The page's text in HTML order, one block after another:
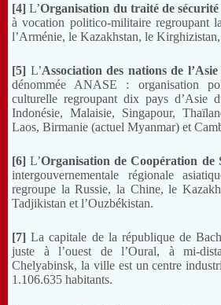
[4] L’Organisation du traité de sécurité
à vocation politico-militaireregroupant
l’Arménie, le Kazakhstan, le
[5] L’Association des nations de
dénommée ANASE : organisation
culturelle regroupant dix pays d’Asie
Indonésie, Malaisie, Singapour,
Laos, Birmanie (actuel Myanmar) et
[6] L’Organisation de Coopération de
intergouvernementale régionale
regroupe la Russie, la Chine, le
Tadjikistan et l’Ouzbékistan.
[7] La capitale de la république de
juste à l’ouest de l’Oural, à mi-
Chelyabinsk, la ville est un centre
1.106.635 habitants.